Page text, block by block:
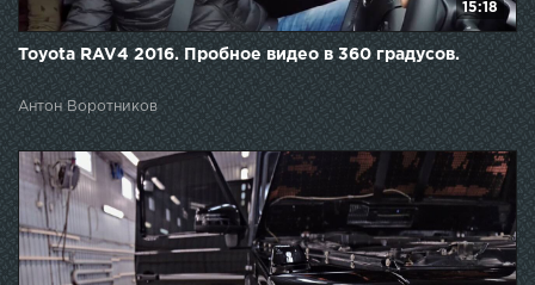
15:18
Toyota RAV4 2016. Пробное видео в 360 градусов.
Антон Воротников